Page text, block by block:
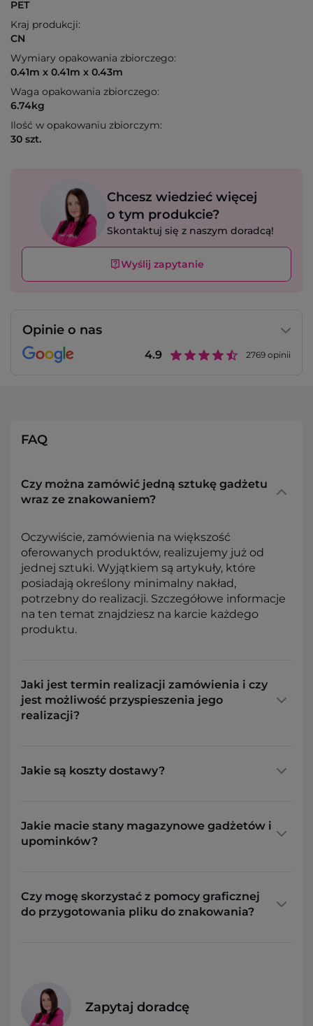
PET
Kraj produkcji:
CN
Wymiary opakowania zbiorczego:
0.41m x 0.41m x 0.43m
Waga opakowania zbiorczego:
6.74kg
Ilość w opakowaniu zbiorczym:
30 szt.
Chcesz wiedzieć więcej
o tym produkcie?
Skontaktuj się z naszym doradcą!
Wyślij zapytanie
Opinie o nas
4.9 2769 opinii
FAQ
Czy można zamówić jedną sztukę gadżetu
wraz ze znakowaniem?
Oczywiście, zamówienia na większość
oferowanych produktów, realizujemy już od
jednej sztuki. Wyjątkiem są artykuły, które
posiadają określony minimalny nakład,
potrzebny do realizacji. Szczegółowe informacje
na ten temat znajdziesz na karcie każdego
produktu.
Jaki jest termin realizacji zamówienia i czy
jest możliwość przyspieszenia jego
realizacji?
Jakie są koszty dostawy?
Jakie macie stany magazynowe gadżetów i
upominków?
Czy mogę skorzystać z pomocy graficznej
do przygotowania pliku do znakowania?
Zapytaj doradcę